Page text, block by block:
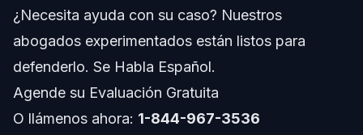
Henderson, NC
Notas Sobre Carolina del Norte
Conceptos Generales a Nivel Nacional
Cuándo Llamar a un Abogado
¿Necesita ayuda con su caso? Nuestros
abogados experimentados están listos para
defenderlo. Se Habla Español.
Agende su Evaluación Gratuita
O llámenos ahora: 1-844-967-3536